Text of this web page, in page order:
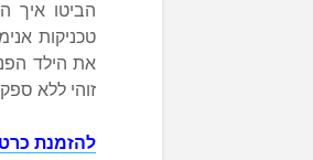
הביטו איך
טכניקות
את הילד
זוהי ללא
להזמנת